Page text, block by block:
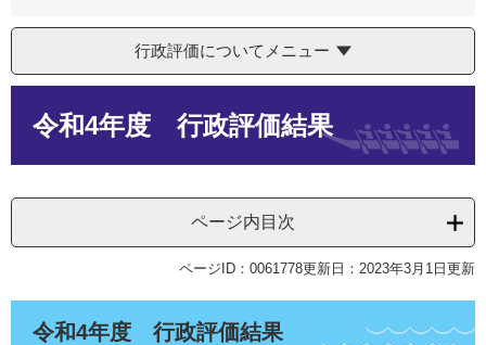
行政評価についてメニュー
令和4年度 行政評価結果
ページ内目次
ページID：0061778更新日：2023年3月1日更新
令和4年度 行政評価結果